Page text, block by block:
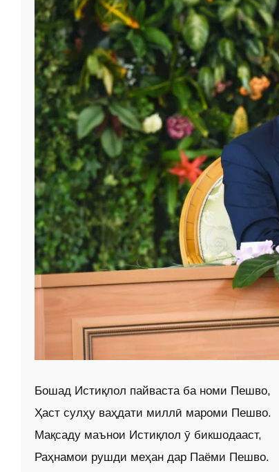
Бошад Истиқлол пайваста ба номи Пешво,
Ҳаст сулҳу ваҳдати миллӣ мароми Пешво.
Мақсаду маънои Истиқлол ӯ бикшодааст,
Раҳнамои рушди меҳан дар Паёми Пешво.